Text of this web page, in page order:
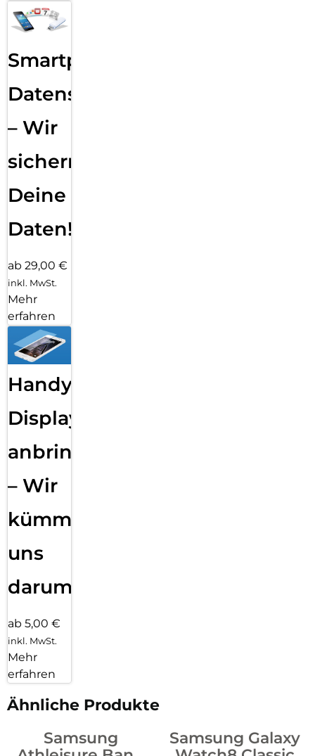
Smartphone
Datensicherung
– Wir
sichern
Deine
Daten!
ab 29,00 €
inkl. MwSt.
Mehr
erfahren
Handy
Displayfolie
anbringen
– Wir
kümmern
uns
darum!
ab 5,00 €
inkl. MwSt.
Mehr
erfahren
Ähnliche Produkte
Samsung
Samsung Galaxy